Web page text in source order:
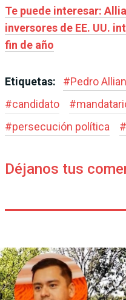
Te puede interesar:
inversores de EE. UU.
fin de año
Etiquetas: #Pedro
#candidato #
#persecución política #
Déjanos tus